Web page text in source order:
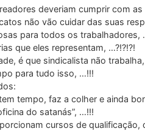
deveriam cumprir com
não vão cuidar das suas
para todos os
que eles representam, …?!?!?!
é que sindicalista não
para tudo isso, …!!!
tempo, faz a colher e ainda
do satanás”, …!!!
cursos de